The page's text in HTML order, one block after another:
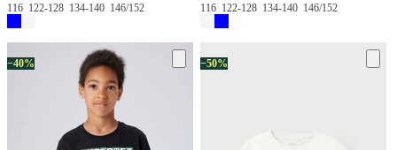
116 122-128 134-140 146/152 116 122-128 134-140 146/152
−40% −50%